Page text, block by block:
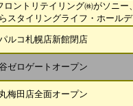
ロントリテイリング㈱がソニ
スタイリングライフ・ホール
ルコ札幌店新館閉店
ゼロゲートオープン
梅田店全面オープン